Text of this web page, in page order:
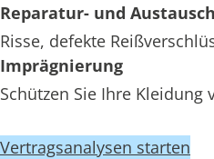
Reparatur- und
Risse, defekte
Imprägnierung
Schützen Sie Ihre
Vertragsanalysen starten